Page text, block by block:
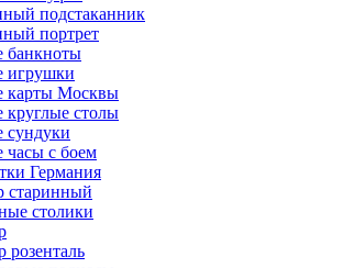
подстаканник
портрет
банкноты
игрушки
карты Москвы
круглые столы
сундуки
часы с боем
Германия
старинный
столики
розенталь